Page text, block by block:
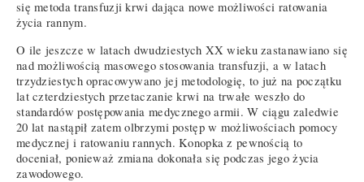
się metoda transfuzji krwi dająca nowe możliwości ratowania
życia rannym.
O ile jeszcze w latach dwudziestych XX wieku zastanawiano się
nad możliwością masowego stosowania transfuzji, a w latach
trzydziestych opracowywano jej metodologię, to już na początku
lat czterdziestych przetaczanie krwi na trwałe weszło do
standardów postępowania medycznego armii. W ciągu zaledwie
20 lat nastąpił zatem olbrzymi postęp w możliwościach pomocy
medycznej i ratowaniu rannych. Konopka z pewnością to
doceniał, ponieważ zmiana dokonała się podczas jego życia
zawodowego.